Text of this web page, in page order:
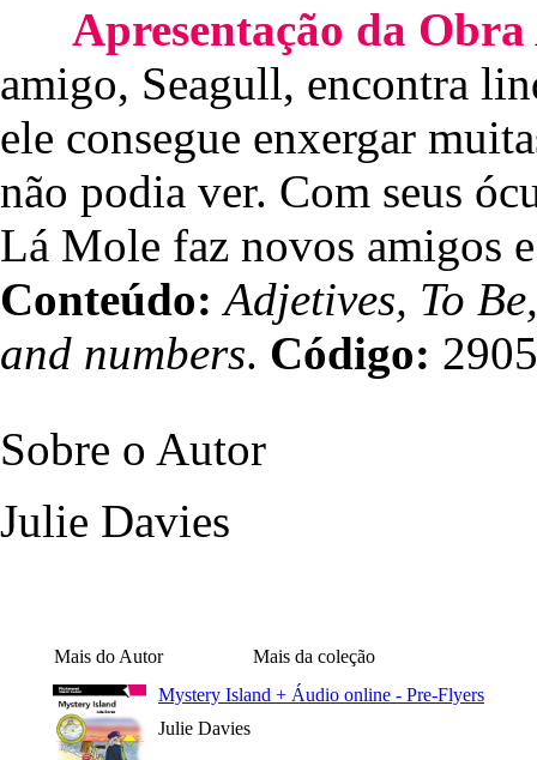
Apresentação da Obra
amigo, Seagull, encontra
ele consegue enxergar
não podia ver. Com seus
Lá Mole faz novos
Conteúdo: Adjetives, To
and numbers. Código:
Sobre o Autor
Julie Davies
Mais do Autor
Mais da coleção
Mystery Island + Áudio online - Pre-Flyers
Julie Davies